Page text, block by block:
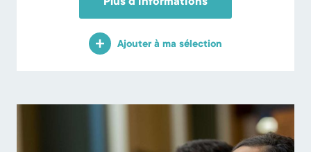
Ajouter à ma sélection